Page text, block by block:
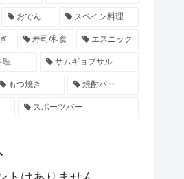
おでん スペイン料理
寿司/和食 エスニック
理 サムギョプサル
もつ焼き 焼酎バー
スポーツバー